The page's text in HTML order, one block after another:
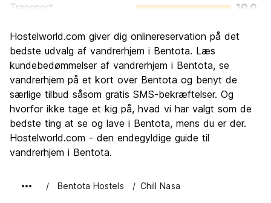
Transport
10.0
Kultur
Fester
Værdi for pengene
10.0
Hostelworld.com giver dig onlinereservation på det
bedste udvalg af vandrerhjem i Bentota. Læs
kundebedømmelser af vandrerhjem i Bentota, se
vandrerhjem på et kort over Bentota og benyt de
særlige tilbud såsom gratis SMS-bekræftelser. Og
hvorfor ikke tage et kig på, hvad vi har valgt som de
bedste ting at se og lave i Bentota, mens du er der.
Hostelworld.com - den endegyldige guide til
vandrerhjem i Bentota.
Bentota Hostels Chill Nasa